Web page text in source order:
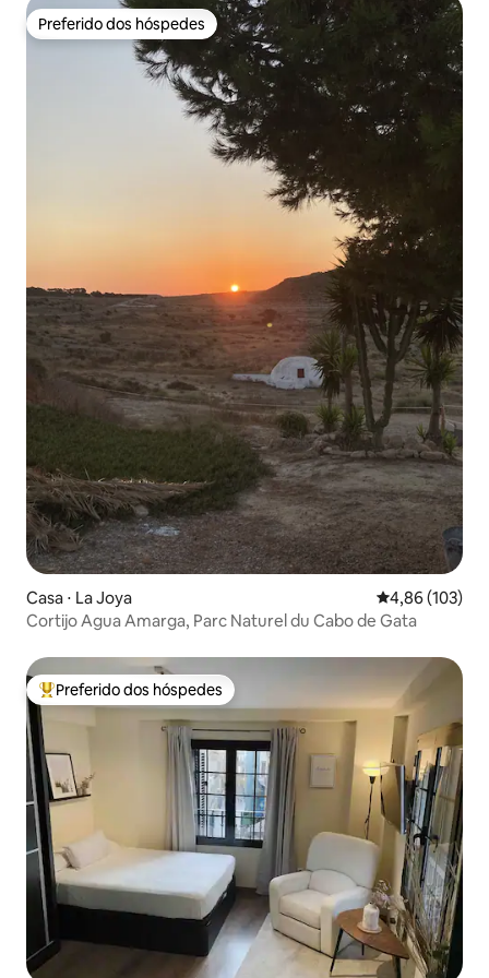
Preferido dos hóspedes
Preferido dos hóspedes
Casa ⋅ La Joya 4,86 de uma
4,86 (103)
Cortijo Agua Amarga, Parc Naturel du Cabo de Gata
Entre os melhores preferidos dos hóspedes
Preferido dos hóspedes